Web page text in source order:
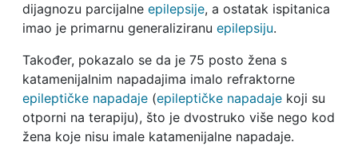
dijagnozu parcijalne epilepsije, a ostatak ispitanica
imao je primarnu generaliziranu epilepsiju.
Također, pokazalo se da je 75 posto žena s
katamenijalnim napadajima imalo refraktorne
epileptičke napadaje(epileptičke napadajekoji su
otporni na terapiju), što je dvostruko više nego kod
žena koje nisu imale katamenijalne napadaje.